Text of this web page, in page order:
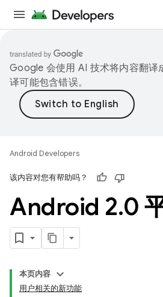
Google 会使用 AI 技术将内容翻译
译可能包含错误。
Android Developers
该内容对您有帮助吗？
Android 2.0
本页内容
用户相关的新功能